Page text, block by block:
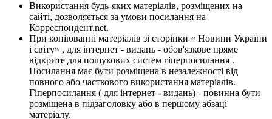
Використання будь-яких матеріалів, розміщених на
сайті, дозволяється за умови посилання на
Корреспондент.net.
При копіюванні матеріалів зі сторінки « Новини України
і світу» , для інтернет - видань - обов'язкове пряме
відкрите для пошукових систем гіперпосилання .
Посилання має бути розміщена в незалежності від
повного або часткового використання матеріалів.
Гіперпосилання ( для інтернет - видань) - повинна бути
розміщена в підзаголовку або в першому абзаці
матеріалу.